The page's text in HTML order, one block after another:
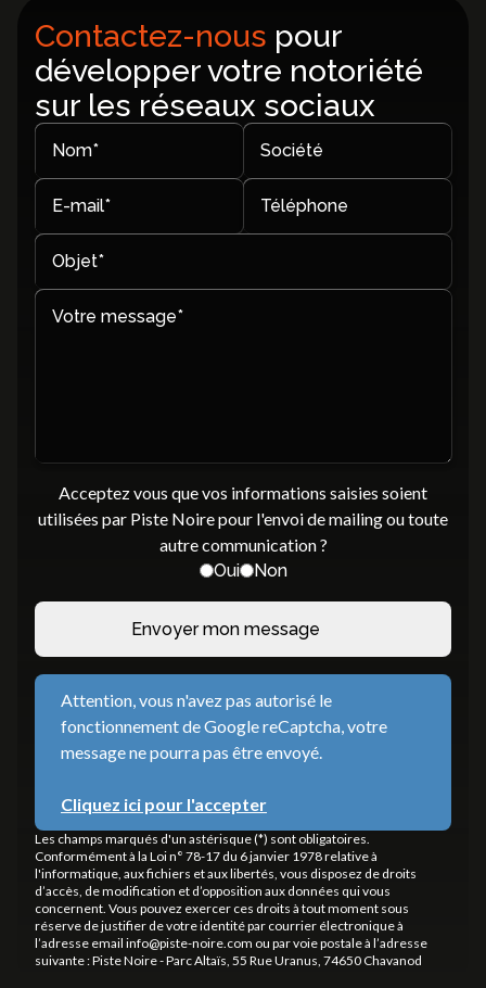
Contactez-nous pour
développer votre notoriété
sur les réseaux sociaux
Nom* Société
E-mail* Téléphone
Objet*
Votre message*
Acceptez vous que vos informations saisies soient
utilisées par Piste Noire pour l'envoi de mailing ou toute
autre communication ?
Oui
Non
Attention, vous n'avez pas autorisé le
fonctionnement de Google reCaptcha, votre
message ne pourra pas être envoyé.
Cliquez ici pour l'accepter
Les champs marqués d'un astérisque (*) sont obligatoires.
Conformément à la Loi n° 78-17 du 6 janvier 1978 relative à
l'informatique, aux fichiers et aux libertés, vous disposez de droits
d’accès, de modification et d’opposition aux données qui vous
concernent. Vous pouvez exercer ces droits à tout moment sous
réserve de justifier de votre identité par courrier électronique à
l’adresse email info@piste-noire.com ou par voie postale à l’adresse
suivante : Piste Noire - Parc Altaïs, 55 Rue Uranus, 74650 Chavanod